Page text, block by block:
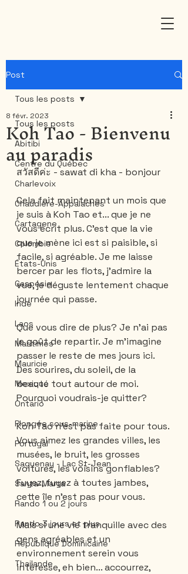
Post
Tous les posts
Abitibi
Centre du Québec
Charlevoix
Chaudière-Appalaches
Cartagene
Colombie
États-Unis
Gaspésie
Inde
Laos
Maritimes
Mauricie
Mexique
Ontario
Plongée sous-marine
Portugal
Saguenay - Lac St-Jean
Santa-Marta
Rando 1 ou 2 jours
Rando 3 jours et plus
République Dominicaine
Thailande
Tous les posts
Koh Tao - Bienvenu
au paradis
8 févr. 2023
สวัสดีค่ะ - sawat di kha - bonjour
Cela fait maintenant un mois que
je suis à Koh Tao et... que je ne
vous écrit plus. C'est que la vie
que je mène ici est si paisible, si
facile, si agréable. Je me laisse
bercer par les flots, j'admire la
vue, je déguste lentement chaque
journée qui passe.
Que vous dire de plus? Je n'ai pas
le goût de repartir. Je m'imagine
passer le reste de mes jours ici.
Des sourires, du soleil, de la
beauté tout autour de moi.
Pourquoi voudrais-je quitter?
Koh Tao n'est pas faite pour tous.
Vous aimez les grandes villes, les
musées, le bruit, les grosses
voitures, les voisins gonflables?
Fuyez, fuyez à toutes jambes,
cette île n'est pas pour vous.
Mais si une vie tranquille avec des
gens agréables et un
environnement serein vous
intéresse, eh bien... accourrez,